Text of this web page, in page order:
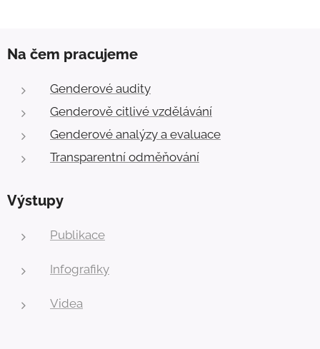
Na čem pracujeme
Genderové audity
Genderově citlivé vzdělávání
Genderové analýzy a evaluace
Transparentní odměňování
Výstupy
Publikace
Infografiky
Videa